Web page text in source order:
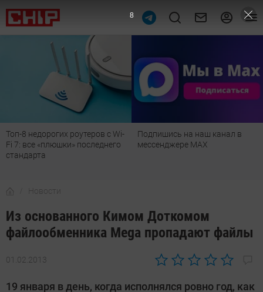
Топ-8 недорогих роутеров с Wi-
Fi 7: все «плюшки» последнего
стандарта
Подпишись на наш канал в
мессенджере МАХ
Новости
Из основанного Кимом Доткомом
файлообменника Mega пропадают файлы
01.02.2013
Автор:
19 января в день, когда исполнялся ровно год, как
7